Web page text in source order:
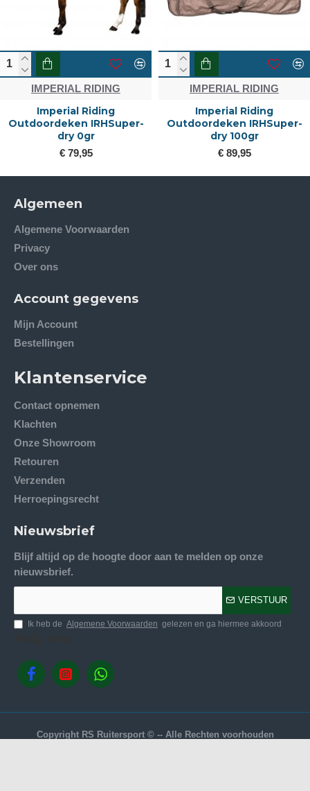
IMPERIAL RIDING
Imperial Riding
Outdoordeken IRHSuper-
dry 0gr
€ 79,95
IMPERIAL RIDING
Imperial Riding
Outdoordeken IRHSuper-
dry 100gr
€ 89,95
Algemeen
Algemene Voorwaarden
Privacy
Over ons
Account gegevens
Mijn Account
Bestellingen
Klantenservice
Contact opnemen
Klachten
Onze Showroom
Retouren
Verzenden
Herroepingsrecht
Nieuwsbrief
Blijf altijd op de hoogte door aan te melden op onze
nieuwsbrief.
VERSTUUR
Ik heb de Algemene Voorwaarden gelezen en ga hiermee akkoord
Copyright RS Ruitersport © -- Alle Rechten voorhouden